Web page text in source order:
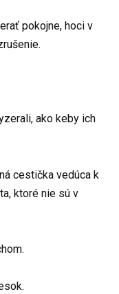
pokojne, hoci v
ako keby ich
cestička vedúca k
ktoré nie sú v